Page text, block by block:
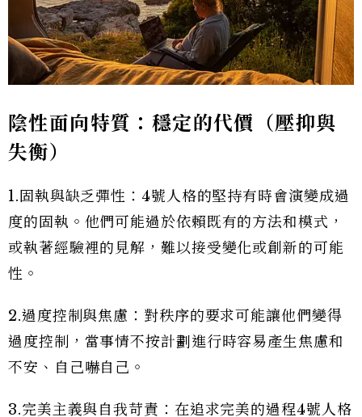
陰性面向特質：穩定的代價（壓抑與
失衡）
1.固執與缺乏彈性：4號人格的堅持有時會演變成過
度的固執。他們可能過於依賴既有的方法和模式，
或執著經驗裡的見解，難以接受變化或創新的可能
性。
2.過度控制與焦慮：對秩序的要求可能讓他們變得
過度控制，當事情不按計劃進行時容易產生焦慮和
不安、自己嚇自己。
3.完美主義與自我苛責：在追求完美的過程4號人格